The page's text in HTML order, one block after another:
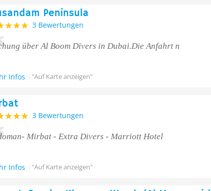
Peninsula
3 Bewertungen
über Al Boom Divers in Dubai.Die Anfahrt n
Infos "Auf Karte anzeigen"
3 Bewertungen
Mirbat - Extra Divers - Marriott Hotel
Infos "Auf Karte anzeigen"